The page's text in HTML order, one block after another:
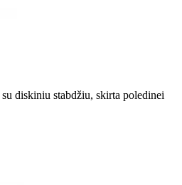
diskiniu stabdžiu, skirta poledinei